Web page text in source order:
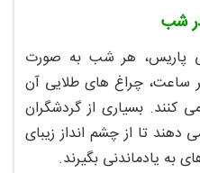
پاریس، هر شب به‌ صورت
ساعت، چراغ‌ های طلایی آن
کنند. بسیاری از گردشگران
دهند تا از چشم‌ انداز زیبای
به‌ یادماندنی بگیرند.